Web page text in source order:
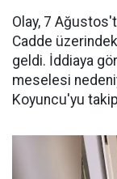
Olay, 7
Cadde
geldi. İddiaya
meselesi
Koyuncu'yu